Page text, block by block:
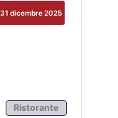
dicembre 2025
Ristorante